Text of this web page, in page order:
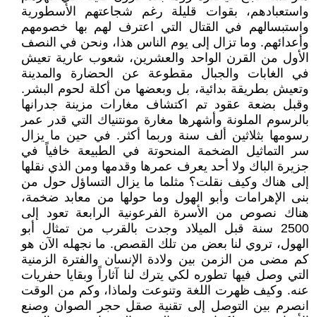
واستعبادهم، بقوات قليلة رغم شجاعتهم الأسطورية
واستبسالهم في القتال التي اعترف لهم بها خصومهم
وأعدائهم. وما تزال إلى يوم الناس هذا، ونحن في النصف
الأول من القرن الواحد والعشرين، شعوب عارية تعيش
في الغابات والجبال مقطوعة عن الحضارة والمدينة
وتعيش بطريقة بدائية، بل وبعضها من أكلة لحوم البشر.
وقبل بضعة عقود تم اكتشاف مغارات مزينة جدرانها
بالرسوم الملونة وأشهرها مغارة مونتنياك التي قدر عمر
رسومها بثلاثين ألف سنة وربما أكثر. في حين ما يزال
سر التماثيل الضخمة المنحوتة في الطبيعة خافياً في
جزيرة الباك ولا أحد يعرف عمرها وقدمها ومن الذي نقلها
إلى هناك وكيف نقلت؟ مثلما ما يزال التساؤل حول من
بنى الإهرامات وأبو الهول وما حولها من معابد ضخمة،
هناك نصوص من الأسرة الفرعونية الرابعة تعود إلى
2500 سنة قبل الميلاد وجدت بالقرب من تمثال أبو
الهول، تروي لنا بعض من تلك القصص. ما نجهله الآن هو
كم مضى من الزمن بين ولادة الإنسان والفترة الزمنية
التي وصل فيها تطوره لكي يترك لنا آثاراً وبقايا حفريات
عنه. وكيف ظهرت اللغة وتنوعت ولماذا، وكم من الوقت
انصرم بين التوصل إلى تقنية صقل حجر الصوان وصنع